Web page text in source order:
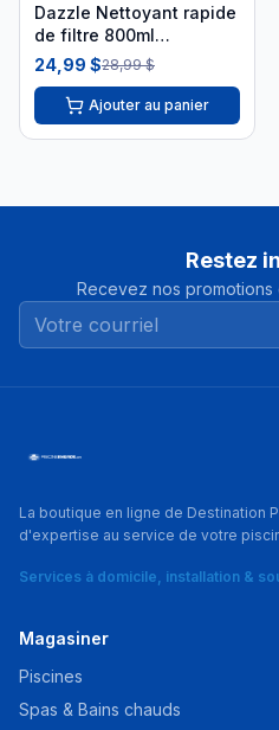
Dazzle Nettoyant rapide
de filtre 800ml
DAZ05005
24,99 $28,99 $
Ajouter au panier
Restez
Recevez nos promotions
La boutique en ligne de Destination
d'expertise au service de votre
Services à domicile, installation &
Magasiner
Piscines
Spas & Bains chauds